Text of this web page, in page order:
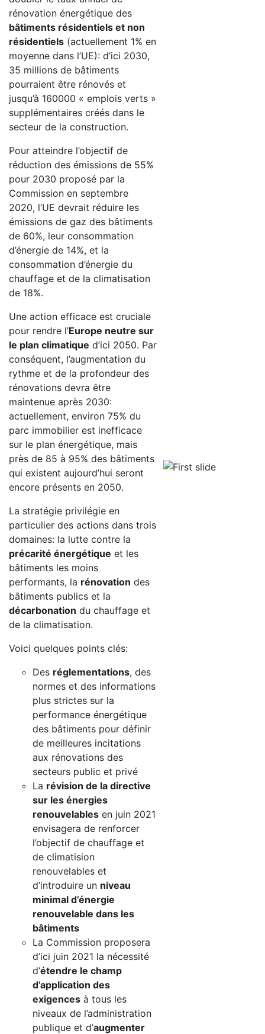
rénovation énergétique des
bâtiments résidentiels et non
résidentiels (actuellement 1% en
moyenne dans l’UE): d’ici 2030,
35 millions de bâtiments
pourraient être rénovés et
jusqu’à 160000 « emplois verts »
supplémentaires créés dans le
secteur de la construction.
Pour atteindre l’objectif de
réduction des émissions de 55%
pour 2030 proposé par la
Commission en septembre
2020, l’UE devrait réduire les
émissions de gaz des bâtiments
de 60%, leur consommation
d’énergie de 14%, et la
consommation d’énergie du
chauffage et de la climatisation
de 18%.
Une action efficace est cruciale
pour rendre l’Europe neutre sur
le plan climatique d’ici 2050. Par
conséquent, l’augmentation du
rythme et de la profondeur des
rénovations devra être
maintenue après 2030:
actuellement, environ 75% du
parc immobilier est inefficace
sur le plan énergétique, mais
près de 85 à 95% des bâtiments
qui existent aujourd’hui seront
encore présents en 2050.
La stratégie privilégie en
particulier des actions dans trois
domaines: la lutte contre la
précarité énergétique et les
bâtiments les moins
performants, la rénovation des
bâtiments publics et la
décarbonation du chauffage et
de la climatisation.
Voici quelques points clés:
Des réglementations, des
normes et des informations
plus strictes sur la
performance énergétique
des bâtiments pour définir
de meilleures incitations
aux rénovations des
secteurs public et privé
La révision de la directive
sur les énergies
renouvelables en juin 2021
envisagera de renforcer
l’objectif de chauffage et
de climatision
renouvelables et
d’introduire un niveau
minimal d’énergie
renouvelable dans les
bâtiments
La Commission proposera
d’ici juin 2021 la nécessité
d’étendre le champ
d’application des
exigences à tous les
niveaux de l’administration
publique et d’augmenter